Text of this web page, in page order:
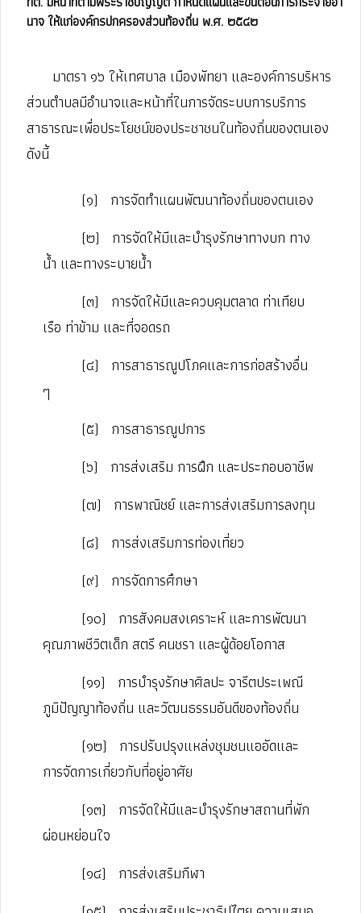
นาจ ให้แก่องค์กรปกครองส่วนท้องถิ่น พ.ศ. ๒๕๔๒
มาตรา ๑๖ ให้เทศบาล เมืองพัทยา และองค์การบริหาร
ส่วนตำบลมีอำนาจและหน้าที่ในการจัดระบบการบริการ
สาธารณะเพื่อประโยชน์ของประชาชนในท้องถิ่นของตนเอง
ดังนี้
(๑)
การจัดทำแผนพัฒนาท้องถิ่นของตนเอง
(๒)
การจัดให้มีและบำรุงรักษาทางบก ทาง
น้ำ และทางระบายน้ำ
(๓)
การจัดให้มีและควบคุมตลาด ท่าเทียบ
เรือ ท่าข้าม และที่จอดรถ
(๔)
การสาธารณูปโภคและการก่อสร้างอื่น
ๆ
(๕)
การสาธารณูปการ
(๖)
การส่งเสริม การฝึก และประกอบอาชีพ
(๗)
การพาณิชย์ และการส่งเสริมการลงทุน
(๘)
การส่งเสริมการท่องเที่ยว
(๙)
การจัดการศึกษา
(๑๐)
การสังคมสงเคราะห์ และการพัฒนา
คุณภาพชีวิตเด็ก สตรี คนชรา และผู้ด้อยโอกาส
(๑๑)
การบำรุงรักษาศิลปะ จารีตประเพณี
ภูมิปัญญาท้องถิ่น และวัฒนธรรมอันดีของท้องถิ่น
(๑๒)
การปรับปรุงแหล่งชุมชนแออัดและ
การจัดการเกี่ยวกับที่อยู่อาศัย
(๑๓)
การจัดให้มีและบำรุงรักษาสถานที่พัก
ผ่อนหย่อนใจ
(๑๔)
การส่งเสริมกีฬา